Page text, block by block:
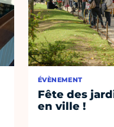
ÉVÈNEMENT
Fête des
en ville !